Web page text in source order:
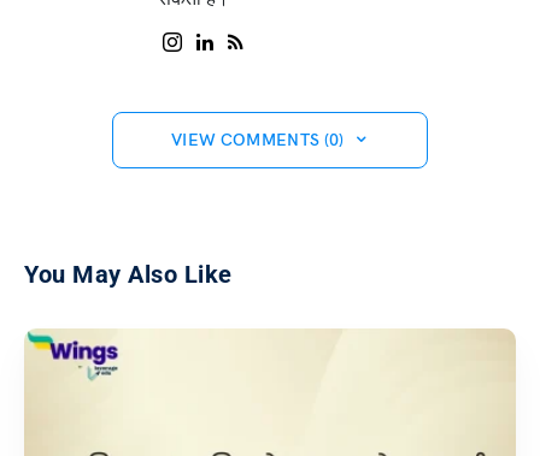
VIEW COMMENTS (0)
You May Also Like